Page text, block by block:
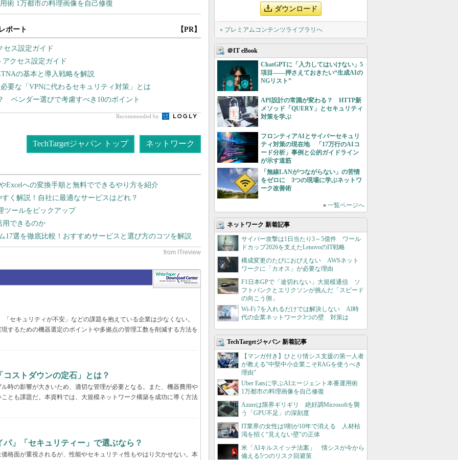
ポート 【PR】
セス設定ガイド
アクセス設定ガイド
の基本と導入戦略を解説
要な「VPNに代わるセキュリティ対策」とは
ベンダー選びで考慮すべき10のポイント
Recommended by
TechTargetジャパン トップ ネットワーク
Excelへの変換手順と無料でできるやり方を紹介
く解説！自社に最適なサービスはどれ？
ツールをピックアップ
用できるのか
17選を徹底比較！おすすめサービスと選び方のコツを解説
セキュリティが不安」などの課題を抱えている企業は少なくない。
するための機器選定のポイントや多拠点の管理工数を削減する方法を
ストダウンの定石」とは？
時の影響が大きいため、適切な管理が必要となる。また、機器費用や
とも課題だ。本資料では、大規模ネットワーク構築を成功に導く方法
」「セキュリティー」で選ぶなら？
格面が重視されるが、性能やセキュリティ性もやはり欠かせない。本
ダウンロード
» プレミアムコンテンツライブラリへ
＠IT eBook
ChatGPTに「入力してはいけない」5
項目――押さえておきたい“生成AIの
NGリスト”
API設計の常識が変わる？ HTTP新
メソッド「QUERY」とセキュリティ
対策を学ぶ
フロンティアAIとサイバーセキュリ
ティ対策の現在地 「17万行のAIコ
ード分析」事例と公的ガイドライン
が示す道筋
「無線LANがつながらない」の苦情
をゼロに 3つの現場に学ぶネットワ
ーク改善術
» 一覧ページへ
ネットワーク 新着記事
サイバー攻撃は1日当たり3～5億件 ワール
ドカップ2026を支えたLenovoのIT戦略
構成変更のたびにおびえない AWSネット
ワークに「カオス」が必要な理由
F1日本GPで「途切れない」大規模通信 ソ
フトバンクとエリクソンが挑んだ「スピード
の向こう側」
Wi-Fi 7を入れるだけでは解決しない AI時
代の企業ネットワーク3つの壁 対策は
TechTargetジャパン 新着記事
【マンガ付き】ひとり情シス支援の第一人者
が教える”中堅中小企業こそRAGを使うべき
理由”
Uber Eatsに学ぶAIエージェント本番運用術
1万都市の料理画像を自己修復
Azureは限界ギリギリ 絶好調Microsoftを襲
う「GPU不足」の深刻度
IT業界の女性は9割が10年で消える 人材枯
渇を招く“見えない壁”の正体
米「AIキルスイッチ法案」 情シスが今から
備える5つのリスク回避策